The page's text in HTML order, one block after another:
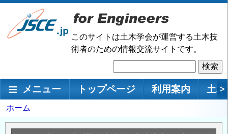
メ
ン
移
このサイトは土木学会が運営する土木技
術者のための情報交流サイトです。
索
メインナビゲーション
メニュー トップページ 利用案内 土 >
パ
ン
ホーム